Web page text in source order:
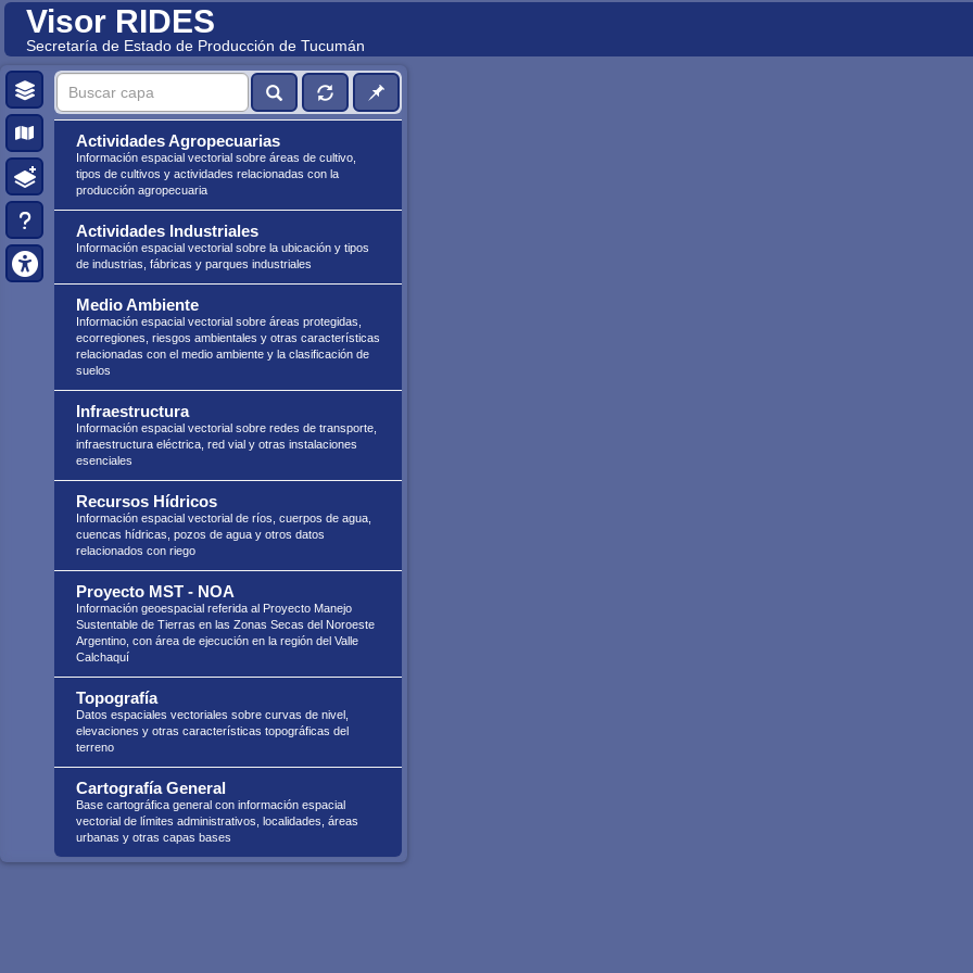
Visor RIDES
Secretaría de Estado de Producción de Tucumán
Actividades Agropecuarias
Información espacial vectorial sobre áreas de cultivo,
tipos de cultivos y actividades relacionadas con la
producción agropecuaria
Actividades Industriales
Información espacial vectorial sobre la ubicación y tipos
de industrias, fábricas y parques industriales
Medio Ambiente
Información espacial vectorial sobre áreas protegidas,
ecorregiones, riesgos ambientales y otras características
relacionadas con el medio ambiente y la clasificación de
suelos
Infraestructura
Información espacial vectorial sobre redes de transporte,
infraestructura eléctrica, red vial y otras instalaciones
esenciales
Recursos Hídricos
Información espacial vectorial de ríos, cuerpos de agua,
cuencas hídricas, pozos de agua y otros datos
relacionados con riego
Proyecto MST - NOA
Información geoespacial referida al Proyecto Manejo
Sustentable de Tierras en las Zonas Secas del Noroeste
Argentino, con área de ejecución en la región del Valle
Calchaquí
Topografía
Datos espaciales vectoriales sobre curvas de nivel,
elevaciones y otras características topográficas del
terreno
Cartografía General
Base cartográfica general con información espacial
vectorial de límites administrativos, localidades, áreas
urbanas y otras capas bases